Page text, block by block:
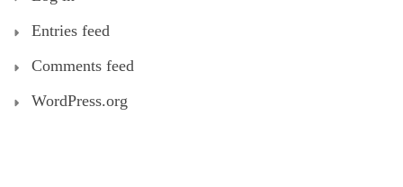
Entries feed
Comments feed
WordPress.org